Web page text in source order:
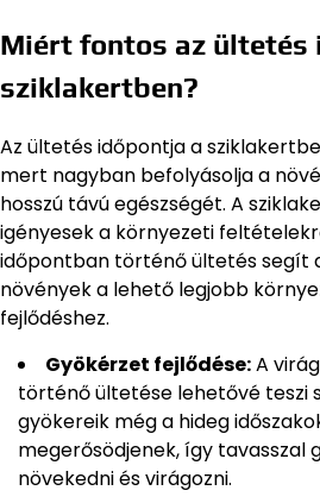
Miért fontos az ültetés
sziklakertben?
Az ültetés időpontja a
mert nagyban befolyásolja a
hosszú távú egészségét. A
igényesek a környezeti
időpontban történő ültetés segít
növények a lehető legjobb
fejlődéshez.
Gyökérzet fejlődése:A
történő ültetése lehetővé teszi
gyökereik még a hideg
megerősödjenek, így tavasszal
növekedni és virágozni.